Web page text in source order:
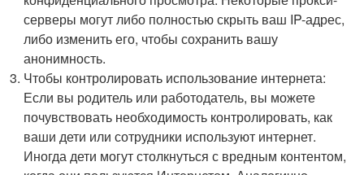
серверы могут либо полностью скрыть ваш IP-адрес,
либо изменить его, чтобы сохранить вашу
анонимность.
Чтобы контролировать использование интернета:
Если вы родитель или работодатель, вы можете
почувствовать необходимость контролировать, как
ваши дети или сотрудники используют интернет.
Иногда дети могут столкнуться с вредным контентом,